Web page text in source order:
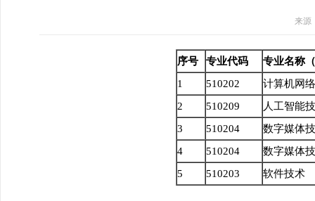
来源
序号 专业代码
专业名称
1
510202
计算机网
2
510209
人工智能
3
510204
数字媒体
4
510204
数字媒体
5
510203 软件技术